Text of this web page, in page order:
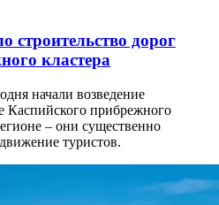
строительство дорог
кластера
начали возведение
Каспийского прибрежного
– они существенно
туристов.